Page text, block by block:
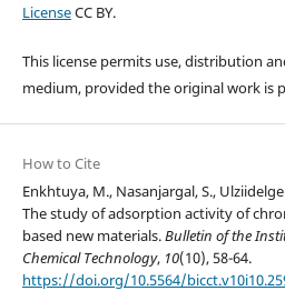
LicenseCC BY.
This license permits use, distribution
medium, provided the original work is
How to Cite
Enkhtuya, M., Nasanjargal, S.,
The study of adsorption activity of
based new materials.Bulletin of the
Chemical Technology, 10(10), 58-64.
https://doi.org/10.5564/